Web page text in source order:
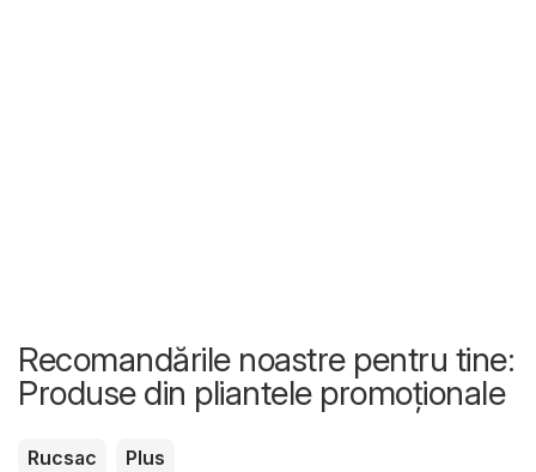
Recomandările noastre pentru tine:
Produse din pliantele promoționale
Rucsac Plus